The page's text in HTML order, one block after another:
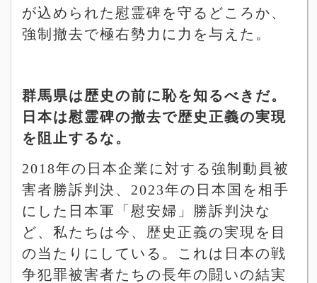
が込められた慰霊碑を守るどころか、
強制撤去で極右勢力に力を与えた。
群馬県は歴史の前に恥を知るべきだ。
日本は慰霊碑の撤去で歴史正義の実現
を阻止するな。
2018年の日本企業に対する強制動員被
害者勝訴判決、 2023年の日本国を相手
にした日本軍「慰安婦」勝訴判決な
ど、私たちは今、歴史正義の実現を目
の当たりにしている。これは日本の戦
争犯罪被害者たちの長年の闘いの結実